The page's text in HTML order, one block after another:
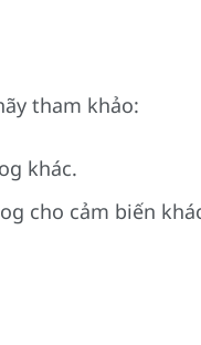
tham khảo:
khác.
cho cảm biến